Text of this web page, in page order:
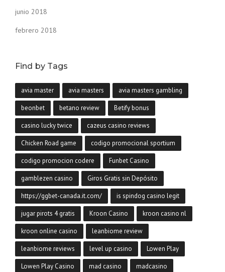
junio 2018
febrero 2018
Find by Tags
avia master avia masters avia masters gambling
beonbet betano review Betify bonus
casino lucky twice cazeus casino reviews
Chicken Road game codigo promocional sportium
codigo promocion codere Funbet Casino
gamblezen casino Giros Gratis sin Depósito
https://ggbet-canada.it.com/ is spindog casino legit
jugar pirots 4 gratis Kroon Casino kroon casino nl
kroon online casino leanbiome review
leanbiome reviews level up casino Lowen Play
Lowen Play Casino mad casino madcasino